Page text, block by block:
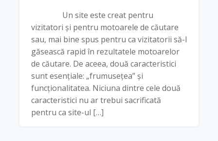
Un site este creat pentru
vizitatori și pentru motoarele de căutare
sau, mai bine spus pentru ca vizitatorii să-l
găsească rapid în rezultatele motoarelor
de căutare. De aceea, două caracteristici
sunt esențiale: „frumusețea” și
funcționalitatea. Niciuna dintre cele două
caracteristici nu ar trebui sacrificată
pentru ca site-ul […]